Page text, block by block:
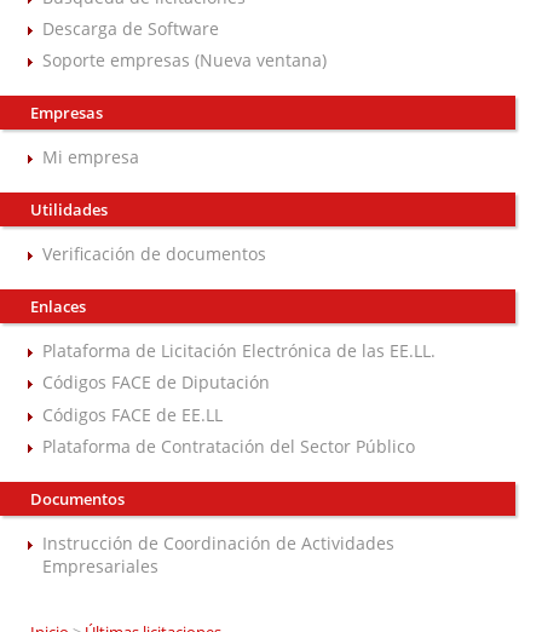
Descarga de Software
Soporte empresas (Nueva ventana)
Empresas
Mi empresa
Utilidades
Verificación de documentos
Enlaces
Plataforma de Licitación Electrónica de las EE.LL.
Códigos FACE de Diputación
Códigos FACE de EE.LL
Plataforma de Contratación del Sector Público
Documentos
Instrucción de Coordinación de Actividades
Empresariales